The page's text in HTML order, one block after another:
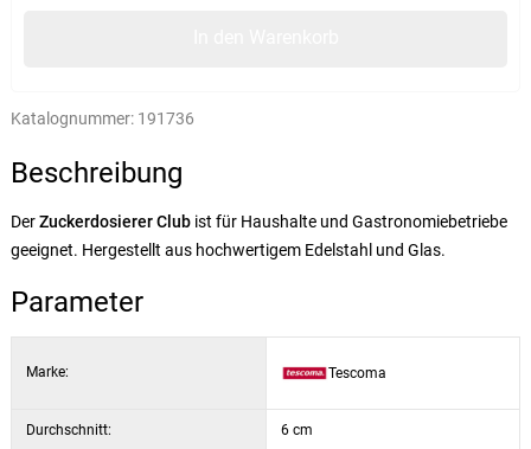
Katalognummer: 191736
Beschreibung
DerZuckerdosierer Club ist für Haushalte und Gastronomiebetriebe
geeignet. Hergestellt aus hochwertigem Edelstahl und Glas.
Parameter
Marke: Tescoma
Durchschnitt: 6 cm